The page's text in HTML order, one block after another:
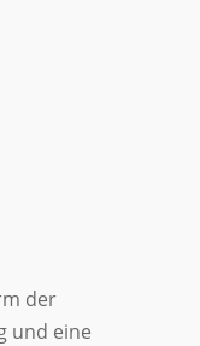
der
und eine